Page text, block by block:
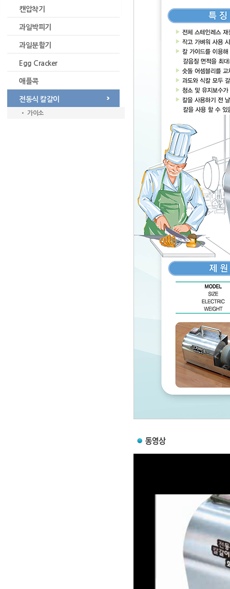
캔압착기
과일박피기
과일분할기
Egg Cracker
애플콕
전동식 칼갈이
• 가이소